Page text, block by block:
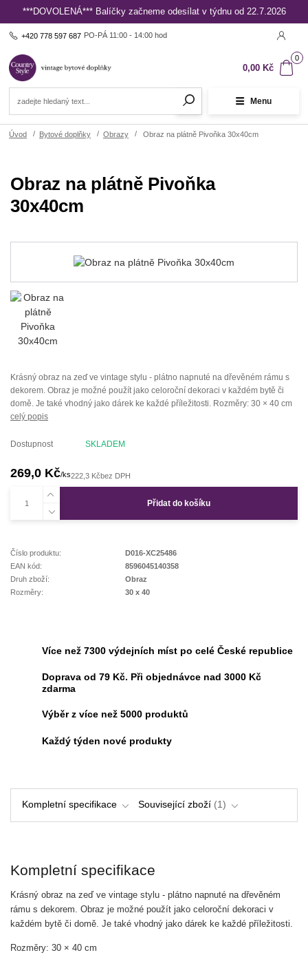
***DOVOLENÁ*** Balíčky začneme odesílat v týdnu od 22.7.2026
Menu
+420 778 597 687 PO-PÁ 11:00 - 14:00 hod
0
0,00 Kč
Úvod Bytové doplňky Obrazy Obraz na plátně Pivoňka 30x40cm
Obraz na plátně Pivoňka
30x40cm
Krásný obraz na zeď ve vintage stylu - plátno napnuté na dřevěném rámu s
dekorem. Obraz je možné použít jako celoroční dekoraci v každém bytě či
domě. Je také vhodný jako dárek ke každé příležitosti. Rozměry: 30 × 40 cm
celý popis
Dostupnost SKLADEM
269,0 Kč/ks222,3 Kčbez DPH
Přidat do košíku
Číslo produktu:
D016-XC25486
EAN kód:
8596045140358
Druh zboží:
Obraz
Rozměry:
30 x 40
Více než 7300 výdejních míst po celé České republice
Doprava od 79 Kč. Při objednávce nad 3000 Kč
zdarma
Výběr z více než 5000 produktů
Každý týden nové produkty
Kompletní specifikace Související zboží 1
Kompletní specifikace
Krásný obraz na zeď ve vintage stylu - plátno napnuté na dřevěném
rámu s dekorem. Obraz je možné použít jako celoroční dekoraci v
každém bytě či domě. Je také vhodný jako dárek ke každé příležitosti.
Rozměry: 30 × 40 cm